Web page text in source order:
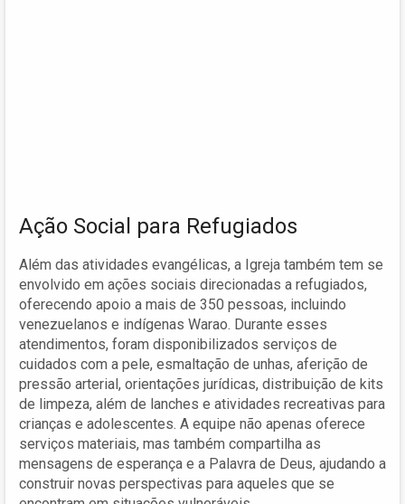
Ação Social para Refugiados
Além das atividades evangélicas, a Igreja também tem se
envolvido em ações sociais direcionadas a refugiados,
oferecendo apoio a mais de 350 pessoas, incluindo
venezuelanos e indígenas Warao. Durante esses
atendimentos, foram disponibilizados serviços de
cuidados com a pele, esmaltação de unhas, aferição de
pressão arterial, orientações jurídicas, distribuição de kits
de limpeza, além de lanches e atividades recreativas para
crianças e adolescentes. A equipe não apenas oferece
serviços materiais, mas também compartilha as
mensagens de esperança e a Palavra de Deus, ajudando a
construir novas perspectivas para aqueles que se